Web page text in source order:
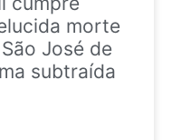
morte
José de
subtraída